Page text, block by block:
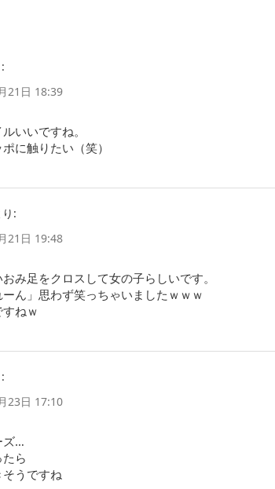
21日 18:39
いいですね。
に触りたい（笑）
り:
21日 19:48
み足をクロスして女の子らしいです。
ーん」思わず笑っちゃいましたｗｗｗ
ねｗ
23日 17:10
ズ…
ら
うですね